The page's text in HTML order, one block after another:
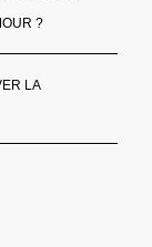
?
LA